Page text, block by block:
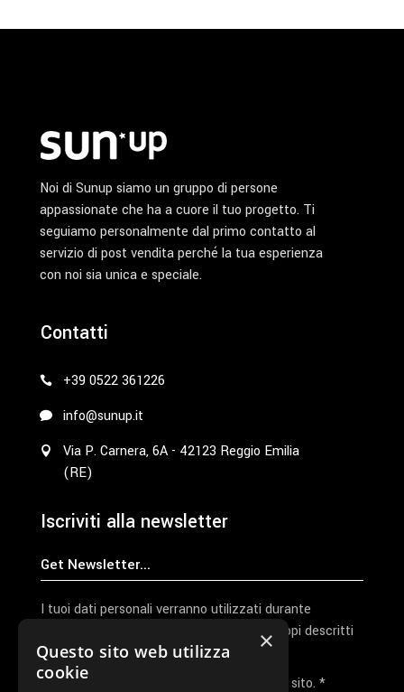
Noi di Sunup siamo un gruppo di persone
appassionate che ha a cuore il tuo progetto. Ti
seguiamo personalmente dal primo contatto al
servizio di post vendita perché la tua esperienza
con noi sia unica e speciale.
Contatti
+39 0522 361226
info@sunup.it
Via P. Carnera, 6A - 42123 Reggio Emilia
(RE)
Iscriviti alla newsletter
I tuoi dati personali verranno utilizzati durante
l'elaborazione della richiesta e per altri scopi descritti
nella nostraprivacy policy
Ho letto e accetto la privacy policy del sito. *
×
Questo sito web utilizza
cookie